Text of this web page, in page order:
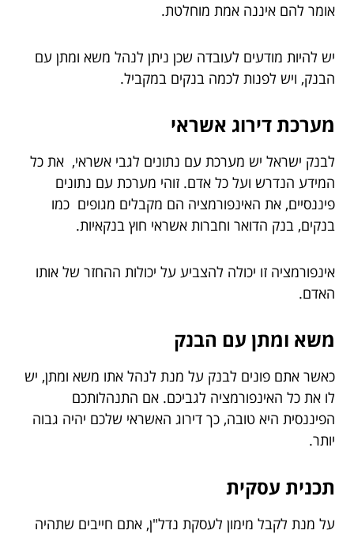
אומר להם איננה אמת מוחלטת.
יש להיות מודעים לעובדה שכן ניתן לנהל משא ומתן עם
הבנק, ויש לפנות לכמה בנקים במקביל.
מערכת דירוג אשראי
לבנק ישראל יש מערכת עם נתונים לגבי אשראי, את כל
המידע הנדרש ועל כל אדם. זוהי מערכת עם נתונים
פיננסיים, את האינפורמציה הם מקבלים מגופים כמו
בנקים, בנק הדואר וחברות אשראי חוץ בנקאיות.
אינפורמציה זו יכולה להצביע על יכולות ההחזר של אותו
האדם.
משא ומתן עם הבנק
כאשר אתם פונים לבנק על מנת לנהל אתו משא ומתן, יש
לו את כל האינפורמציה לגביכם. אם התנהלותכם
הפיננסית היא טובה, כך דירוג האשראי שלכם יהיה גבוה
יותר.
תכנית עסקית
על מנת לקבל מימון לעסקת נדל"ן, אתם חייבים שתהיה